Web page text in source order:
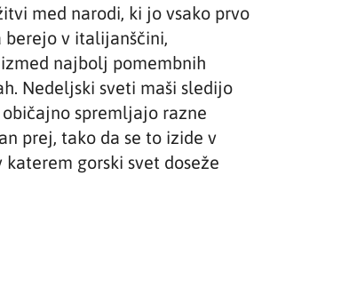
med narodi, ki jo vsako prvo
berejo v italijanščini,
najbolj pomembnih
Nedeljski sveti maši sledijo
spremljajo razne
prej, tako da se to izide v
gorski svet doseže